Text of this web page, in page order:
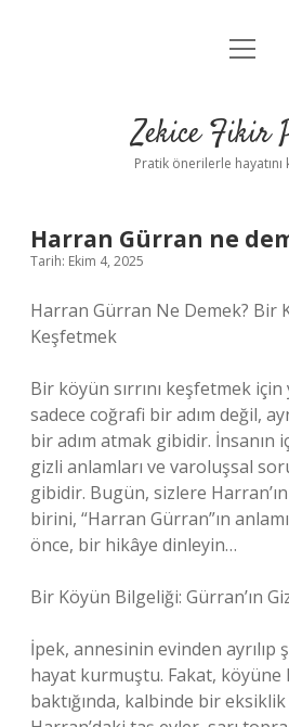
Anasayfa
Yasal Uyarı
menüyü
Zekice Fikir
Pratik önerilerle hayatını
Harran Gürran ne
Tarih: Ekim 4, 2025
Harran Gürran Ne Demek? Bir
Keşfetmek
Bir köyün sırrını keşfetmek için
sadece coğrafi bir adım değil,
bir adım atmak gibidir. İnsanın
gizli anlamları ve varoluşsal
gibidir. Bugün, sizlere
birini, “Harran Gürran”ın
önce, bir hikâye dinleyin…
Bir Köyün Bilgeliği: Gürran’ın
İpek, annesinin evinden ayrılıp
hayat kurmuştu. Fakat, köyüne
baktığında, kalbinde bir